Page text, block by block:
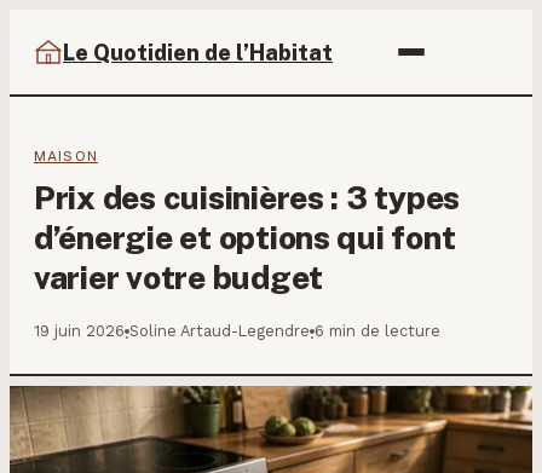
Le Quotidien de l’Habitat
MAISON
Prix des cuisinières : 3 types
d’énergie et options qui font
varier votre budget
19 juin 2026·Soline Artaud-Legendre·6 min de lecture